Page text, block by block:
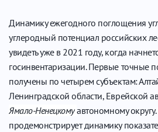
Динамику ежегодного поглощения
углеродный потенциал российских
увидеть уже в 2021 году, когда
госинвентаризации. Первые точные
получены по четырем субъектам:
Ленинградской области, Еврейской
Ямало-Ненецкомуавтономному
продемонстрирует динамику